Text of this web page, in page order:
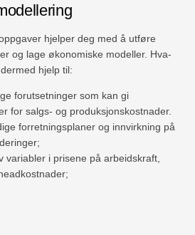
hjelper deg med å utføre
og lage økonomiske modeller. Hva-
hjelp til:
forutsetninger som kan gi
for salgs- og produksjonskostnader.
forretningsplaner og innvirkning på
variabler i prisene på arbeidskraft,